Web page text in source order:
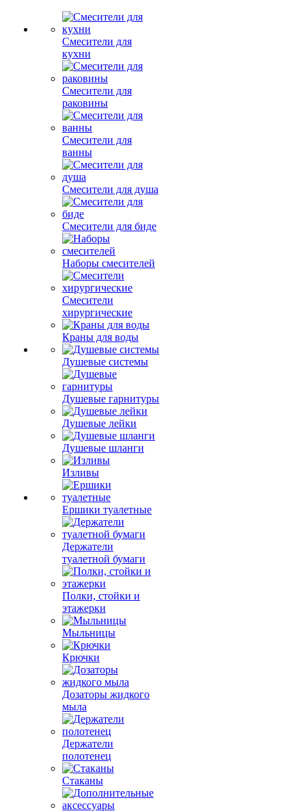
Смесители для
кухни
Смесители для
раковины
Смесители для
ванны
Смесители для душа
Смесители для биде
Наборы смесителей
Смесители
хирургические
Краны для воды
Душевые системы
Душевые гарнитуры
Душевые лейки
Душевые шланги
Изливы
Ершики туалетные
Держатели
туалетной бумаги
Полки, стойки и
этажерки
Мыльницы
Крючки
Дозаторы жидкого
мыла
Держатели
полотенец
Стаканы